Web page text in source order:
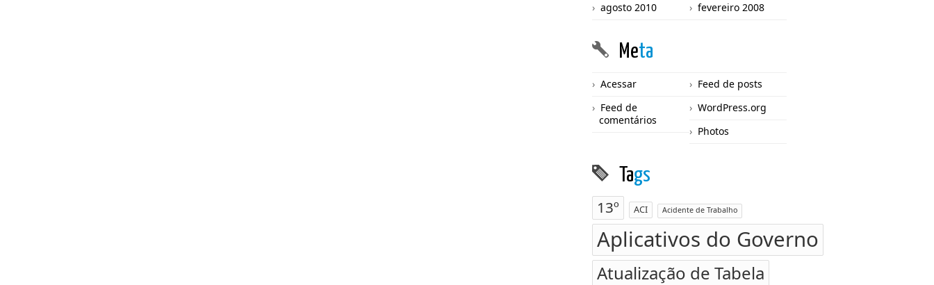
agosto 2010
fevereiro 2008
Meta
Acessar
Feed de posts
Feed de
comentários
WordPress.org
Photos
Tags
13º ACI Acidente de Trabalho
Aplicativos do Governo
Atualização de Tabela